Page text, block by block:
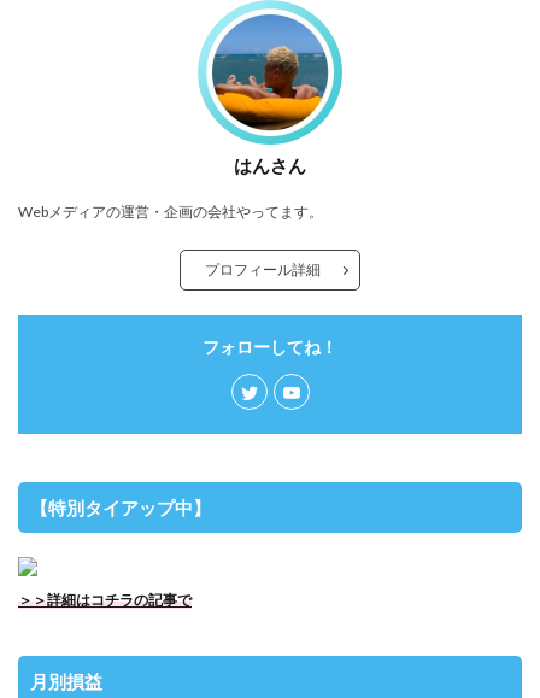
はんさん
Webメディアの運営・企画の会社やってます。
プロフィール詳細
フォローしてね！
【特別タイアップ中】
＞＞詳細はコチラの記事で
月別損益